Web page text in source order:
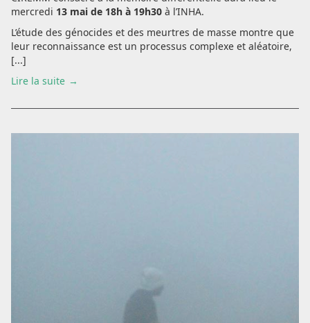
mercredi 13 mai de 18h à 19h30 à l’INHA.
L’étude des génocides et des meurtres de masse montre que
leur reconnaissance est un processus complexe et aléatoire,
[...]
Lire la suite